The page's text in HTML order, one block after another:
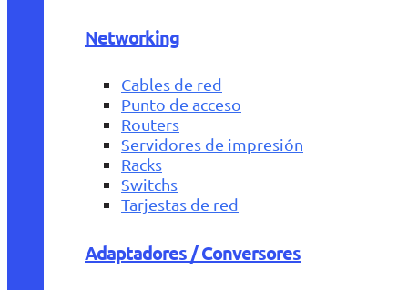
Networking
Cables de red
Punto de acceso
Routers
Servidores de impresión
Racks
Switchs
Tarjestas de red
Adaptadores / Conversores